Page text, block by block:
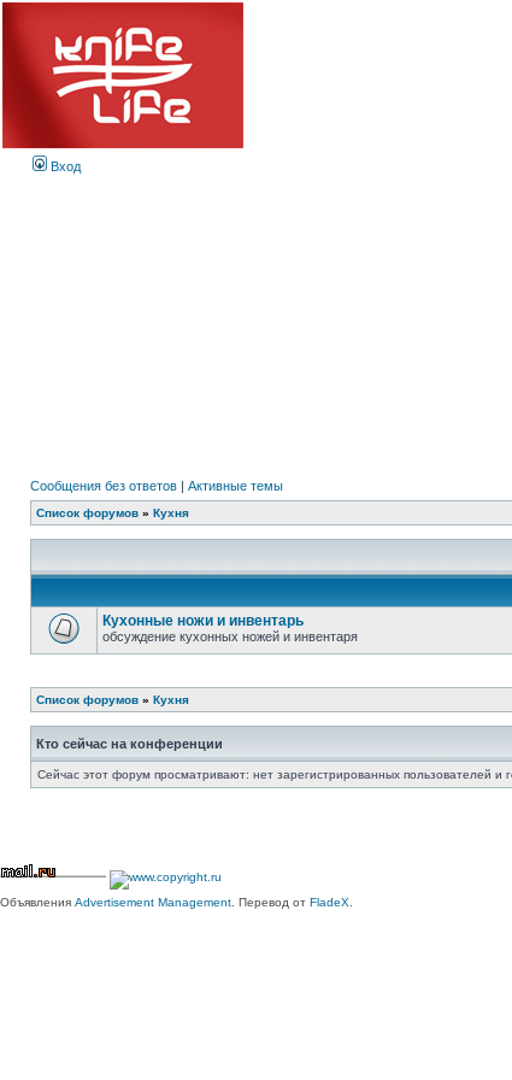
Вход
Сообщения без ответов | Активные темы
Список форумов » Кухня
Кухонные ножи и инвентарь
обсуждение кухонных ножей и инвентаря
Список форумов » Кухня
Кто сейчас на конференции
Сейчас этот форум просматривают: нет зарегистрированных пользователей и
Объявления Advertisement Management . Перевод от FladeX